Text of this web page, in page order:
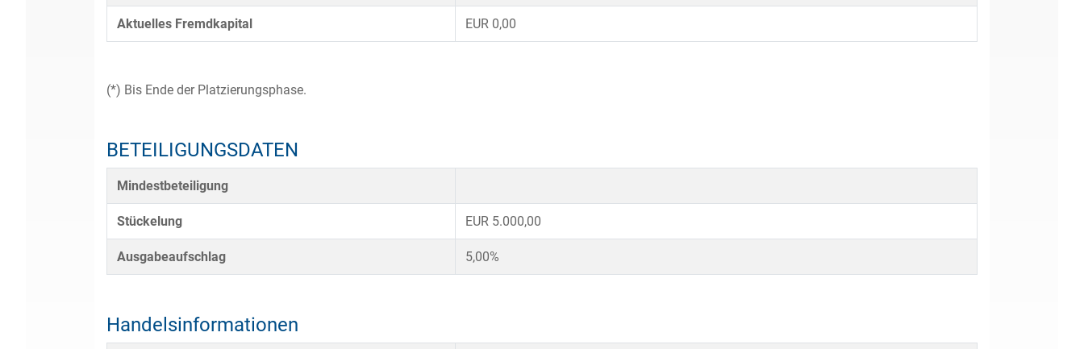
Aktuelles Fremdkapital EUR 0,00
(*) Bis Ende der Platzierungsphase.
BETEILIGUNGSDATEN
Mindestbeteiligung
Stückelung EUR 5.000,00
Ausgabeaufschlag 5,00%
Handelsinformationen